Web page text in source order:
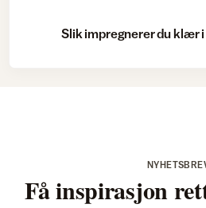
Slik impregnerer du klær
Få inspirasjon